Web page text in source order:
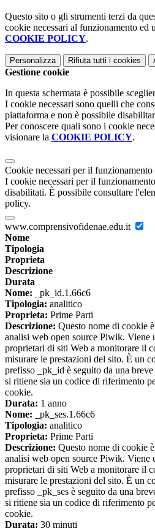
Questo sito o gli strumenti terzi da
cookie necessari al funzionamento
COOKIE POLICY.
Personalizza Rifiuta tutti i cookies
Gestione cookie
In questa schermata è possibile
I cookie necessari sono quelli che
piattaforma e non è possibile
Per conoscere quali sono i cookie
visionare la COOKIE POLICY.
Cookie necessari per il funzionamento
I cookie necessari per il
disabilitati. È possibile consultare
policy.
www.comprensivofidenae.edu.it
Nome
Tipologia
Proprieta
Descrizione
Durata
Nome: _pk_id.1.66c6
Tipologia: analitico
Proprieta: Prime Parti
Descrizione: Questo nome di cookie
analisi web open source Piwik. Viene
proprietari di siti Web a monitorare il
misurare le prestazioni del sito. È un
prefisso _pk_id è seguito da una
si ritiene sia un codice di riferimento
cookie.
Durata: 1 anno
Nome: _pk_ses.1.66c6
Tipologia: analitico
Proprieta: Prime Parti
Descrizione: Questo nome di cookie
analisi web open source Piwik. Viene
proprietari di siti Web a monitorare il
misurare le prestazioni del sito. È un
prefisso _pk_ses è seguito da una
si ritiene sia un codice di riferimento
cookie.
Durata: 30 minuti